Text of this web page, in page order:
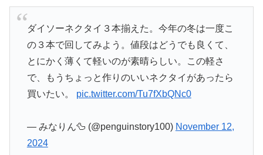
ダイソーネクタイ３本揃えた。今年の冬は一度こ
の３本で回してみよう。値段はどうでも良くて、
とにかく薄くて軽いのが素晴らしい。この軽さ
で、もうちょっと作りのいいネクタイがあったら
買いたい。 pic.twitter.com/Tu7fXbQNc0
— みなりん🦆 (@penguinstory100) November 12,
2024